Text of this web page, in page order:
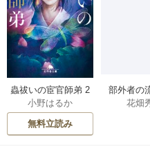
蟲祓いの宦官師弟 2
巻
小野はるか
無料立読み
部外者の
日、三木
花畑